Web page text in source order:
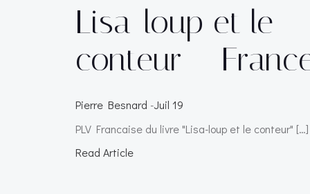
Lisa-loup et le
conteur –
Pierre Besnard -Juil 19
PLV Francaise du livre "Lisa-loup et le conteur" […]
Read Article